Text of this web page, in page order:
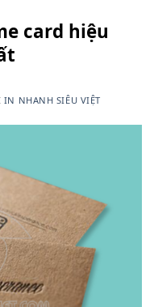
card hiệu
IN NHANH SIÊU VIỆT